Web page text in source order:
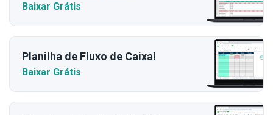
Baixar Grátis
Planilha de Fluxo de Caixa!
Baixar Grátis